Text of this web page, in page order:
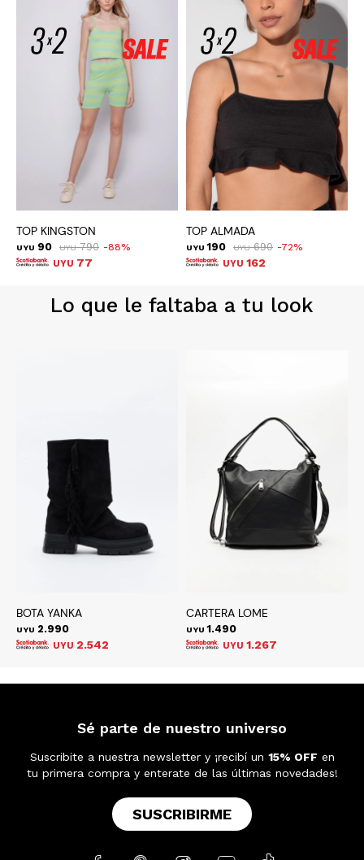
TOP KINGSTON
UYU 90 UYU 790 88
UYU 77
TOP ALMADA
UYU 190 UYU 690 72
UYU 162
Lo que le faltaba a tu look
BOTA YANKA
UYU 2.990
UYU 2.542
CARTERA LOME
UYU 1.490
UYU 1.267
Sé parte de nuestro universo
Suscribite a nuestra newsletter y ¡recibí un 15% OFF en
tu primera compra y enterate de las últimas novedades!
SUSCRIBIRME